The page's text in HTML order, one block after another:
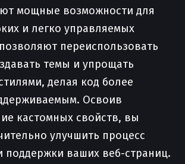
мощные возможности для
и легко управляемых
переиспользовать
темы и упрощать
делая код более
Освоив
кастомных свойств, вы
улучшить процесс
поддержки ваших веб-страниц.